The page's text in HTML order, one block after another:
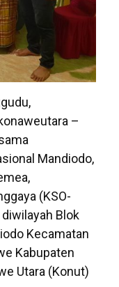
–
Mandiodo,
(KSO-
Blok
Kecamatan
Kabupaten
Utara (Konut)